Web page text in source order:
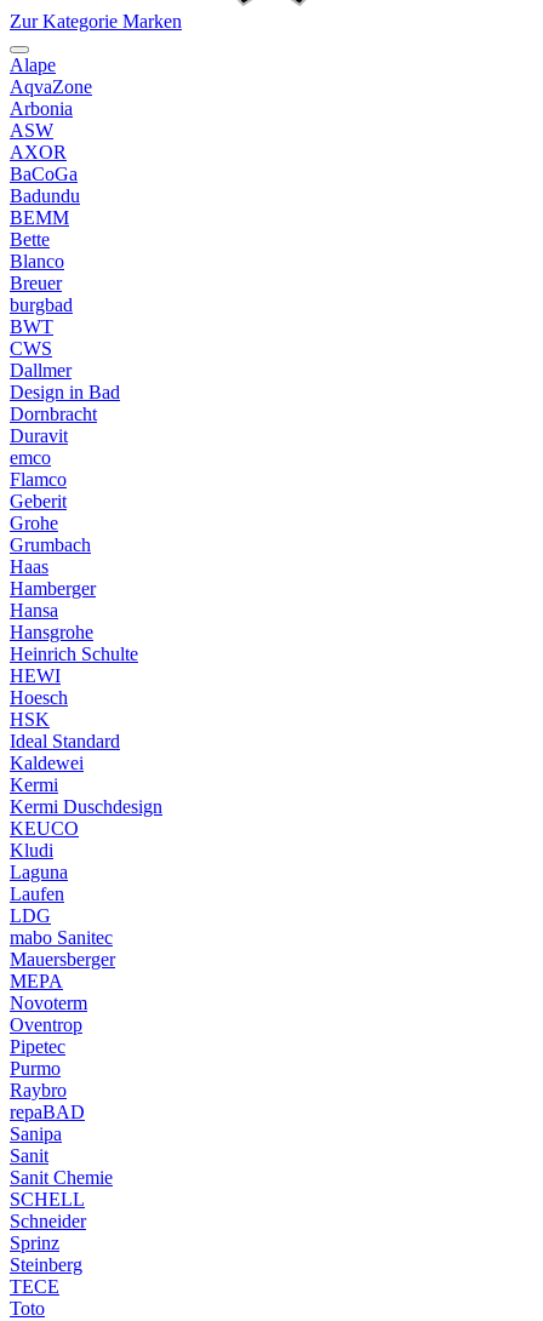
Zur Kategorie Marken
Alape
AqvaZone
Arbonia
ASW
AXOR
BaCoGa
Badundu
BEMM
Bette
Blanco
Breuer
burgbad
BWT
CWS
Dallmer
Design in Bad
Dornbracht
Duravit
emco
Flamco
Geberit
Grohe
Grumbach
Haas
Hamberger
Hansa
Hansgrohe
Heinrich Schulte
HEWI
Hoesch
HSK
Ideal Standard
Kaldewei
Kermi
Kermi Duschdesign
KEUCO
Kludi
Laguna
Laufen
LDG
mabo Sanitec
Mauersberger
MEPA
Novoterm
Oventrop
Pipetec
Purmo
Raybro
repaBAD
Sanipa
Sanit
Sanit Chemie
SCHELL
Schneider
Sprinz
Steinberg
TECE
Toto